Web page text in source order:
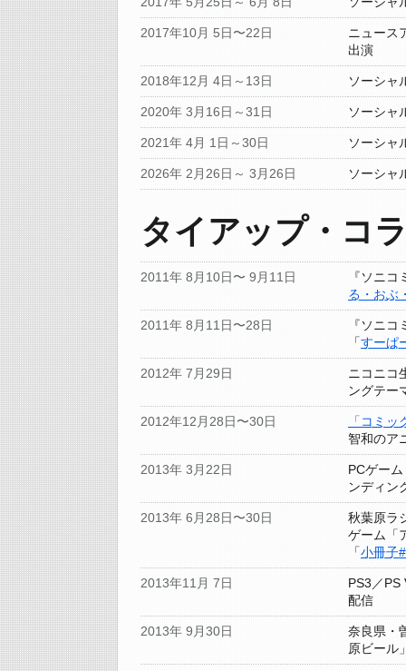
2017年10月 5日〜22日
ニュース
出演
2018年12月 4日～13日 ソーシャ
2020年 3月16日～31日 ソーシャ
2021年 4月 1日～30日 ソーシャ
2026年 2月26日～ 3月26日 ソーシャ
タイアップ・コ
2011年 8月10日〜 9月11日
『ソニ
る・おぶ
2011年 8月11日〜28日
『ソニ
「すーぱ
2012年 7月29日
ニコニコ
ングテー
2012年12月28日〜30日
「コミ
智和のア
2013年 3月22日
PCゲーム
ンディン
2013年 6月28日〜30日
秋葉原ラ
ゲーム「
「小冊子
2013年11月 7日
PS3／PS
配信
2013年 9月30日
奈良県・
原ビール